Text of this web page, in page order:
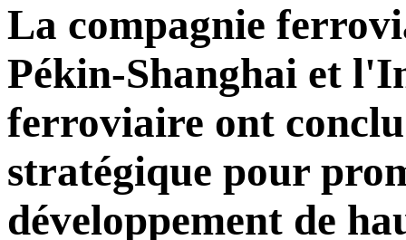
La compagnie
Pékin-Shanghai et
ferroviaire ont
stratégique pour
développement de